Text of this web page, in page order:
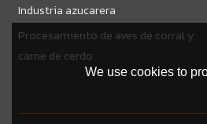
Industria azucarera
Procesamiento de aves de corral y
carne de cerdo
We use cookies to